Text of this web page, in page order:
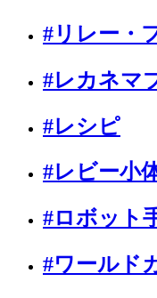
#リレー・
#レカネマ
#レシピ
#レビー小
#ロボット
#ワールド